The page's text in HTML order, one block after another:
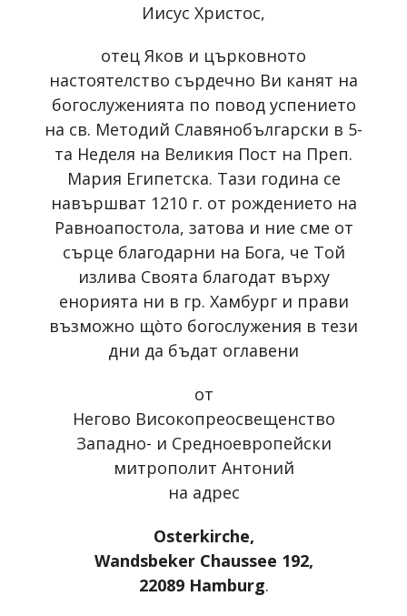
Иисус Христос,
отец Яков и църковното
настоятелство сърдечно Ви канят на
богослуженията по повод успението
на св. Методий Славянобългарски в 5-
та Неделя на Великия Пост на Преп.
Мария Египетска. Тази година се
навършват 1210 г. от рождението на
Равноапостола, затова и ние сме от
сърце благодарни на Бога, че Той
излива Своята благодат върху
енорията ни в гр. Хамбург и прави
възможно що̀то богослужения в тези
дни да бъдат оглавени
от
Негово Високопреосвещенство
Западно- и Средноевропейски
митрополит Антоний
на адрес
Osterkirche,
Wandsbeker Chaussee 192,
22089 Hamburg.